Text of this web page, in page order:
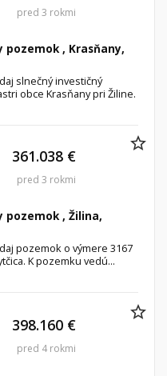
pozemok , Krasňany,
slnečný investičný
obce Krasňany pri Žiline.
pred 3 rokmi
pozemok , Žilina,
pozemok o výmere 3167
K pozemku vedú...
361.038 €
pred 3 rokmi
398.160 €
pred 4 rokmi